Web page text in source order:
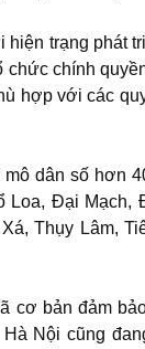
trạng phát
chính
hợp với các
dân số hơn
Loa, Đại Mạch,
Thụy Lâm,
cơ bản đảm
Nội cũng